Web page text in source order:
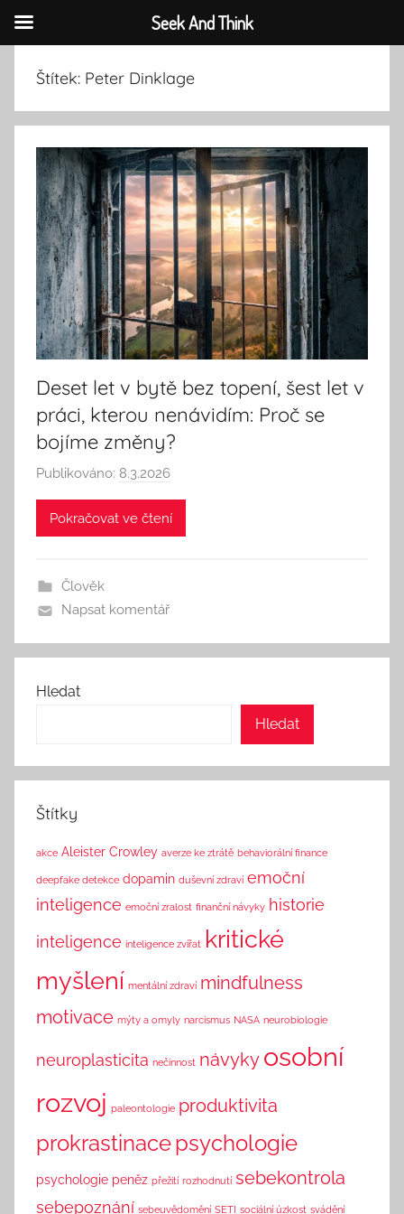
obsahu
Štítek: Peter Dinklage
Deset let v bytě bez topení, šest let v
práci, kterou nenávidím: Proč se
bojíme změny?
Publikováno: 8.3.2026
u
t
e
T
n
k
Pokračovat ve čtení
Člověk
Napsat komentář
Hledat
Hledat
Štítky
akce Aleister Crowley averze ke ztrátě behaviorální finance
deepfake detekce dopamin duševní zdraví emoční
inteligence emoční zralost finanční návyky historie
inteligence inteligence zvířat kritické
myšlení mentální zdraví mindfulness
motivace mýty a omyly narcismus NASA neurobiologie
neuroplasticita nečinnost návyky osobní
rozvoj paleontologie produktivita
prokrastinacepsychologie
psychologie peněz přežití rozhodnutí sebekontrola
sebepoznání sebeuvědomění SETI sociální úzkost svádění
Seek And Think